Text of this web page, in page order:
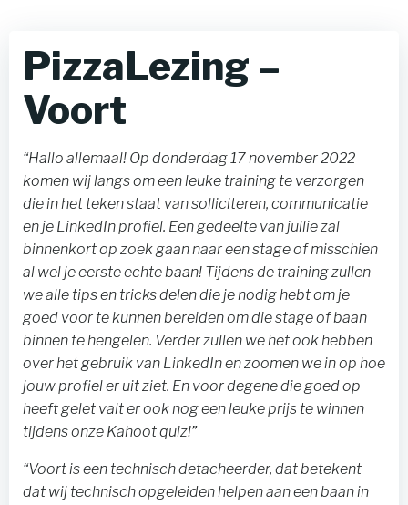
PizzaLezing –
Voort
“Hallo allemaal! Op donderdag 17 november 2022
komen wij langs om een leuke training te verzorgen
die in het teken staat van solliciteren, communicatie
en je LinkedIn profiel. Een gedeelte van jullie zal
binnenkort op zoek gaan naar een stage of misschien
al wel je eerste echte baan! Tijdens de training zullen
we alle tips en tricks delen die je nodig hebt om je
goed voor te kunnen bereiden om die stage of baan
binnen te hengelen. Verder zullen we het ook hebben
over het gebruik van LinkedIn en zoomen we in op hoe
jouw profiel er uit ziet. En voor degene die goed op
heeft gelet valt er ook nog een leuke prijs te winnen
tijdens onze Kahoot quiz!”
“Voort is een technisch detacheerder, dat betekent
dat wij technisch opgeleiden helpen aan een baan in